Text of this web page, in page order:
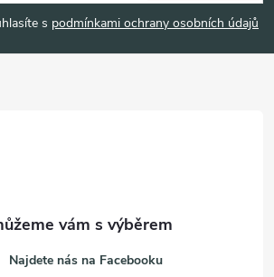
s podmínkami ochrany osobních údajů
Najdete nás na Facebooku